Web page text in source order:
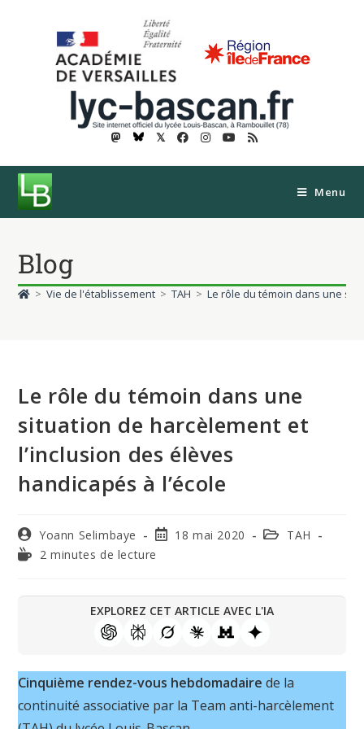
𝕏
Menu
Blog
> Vie de l'établissement > TAH > Le rôle du témoin dans une
Le rôle du témoin dans une
situation de harcèlement et
l’inclusion des élèves
handicapés à l’école
Yoann Selimbaye 18 mai 2020
TAH
2 minutes de lecture
EXPLOREZ CET ARTICLE AVEC L'IA
Cinquième rendez-vous hebdomadaire de la
continuité associative par la Team anti-harcèlement